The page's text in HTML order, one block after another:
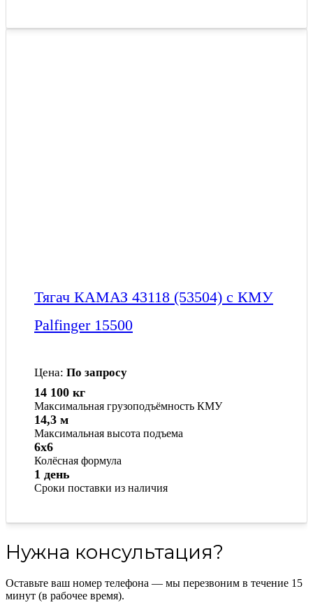
Тягач КАМАЗ 43118 (53504) с КМУ
Palfinger 15500
Цена: По запросу
Максимальная грузоподъёмность КМУ
14 100 кг
Максимальная высота подъема
14,3 м
Колёсная формула
6x6
Сроки поставки из наличия
1 день
Нужна консультация?
Оставьте ваш номер телефона — мы перезвоним в течение 15
минут (в рабочее время).